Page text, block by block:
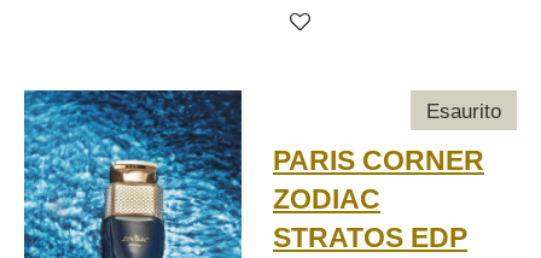
Esaurito
PARIS CORNER
ZODIAC
STRATOS EDP